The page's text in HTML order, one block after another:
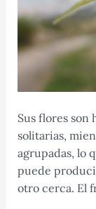
Sus flores son
solitarias,
agrupadas, lo
puede
otro cerca. El